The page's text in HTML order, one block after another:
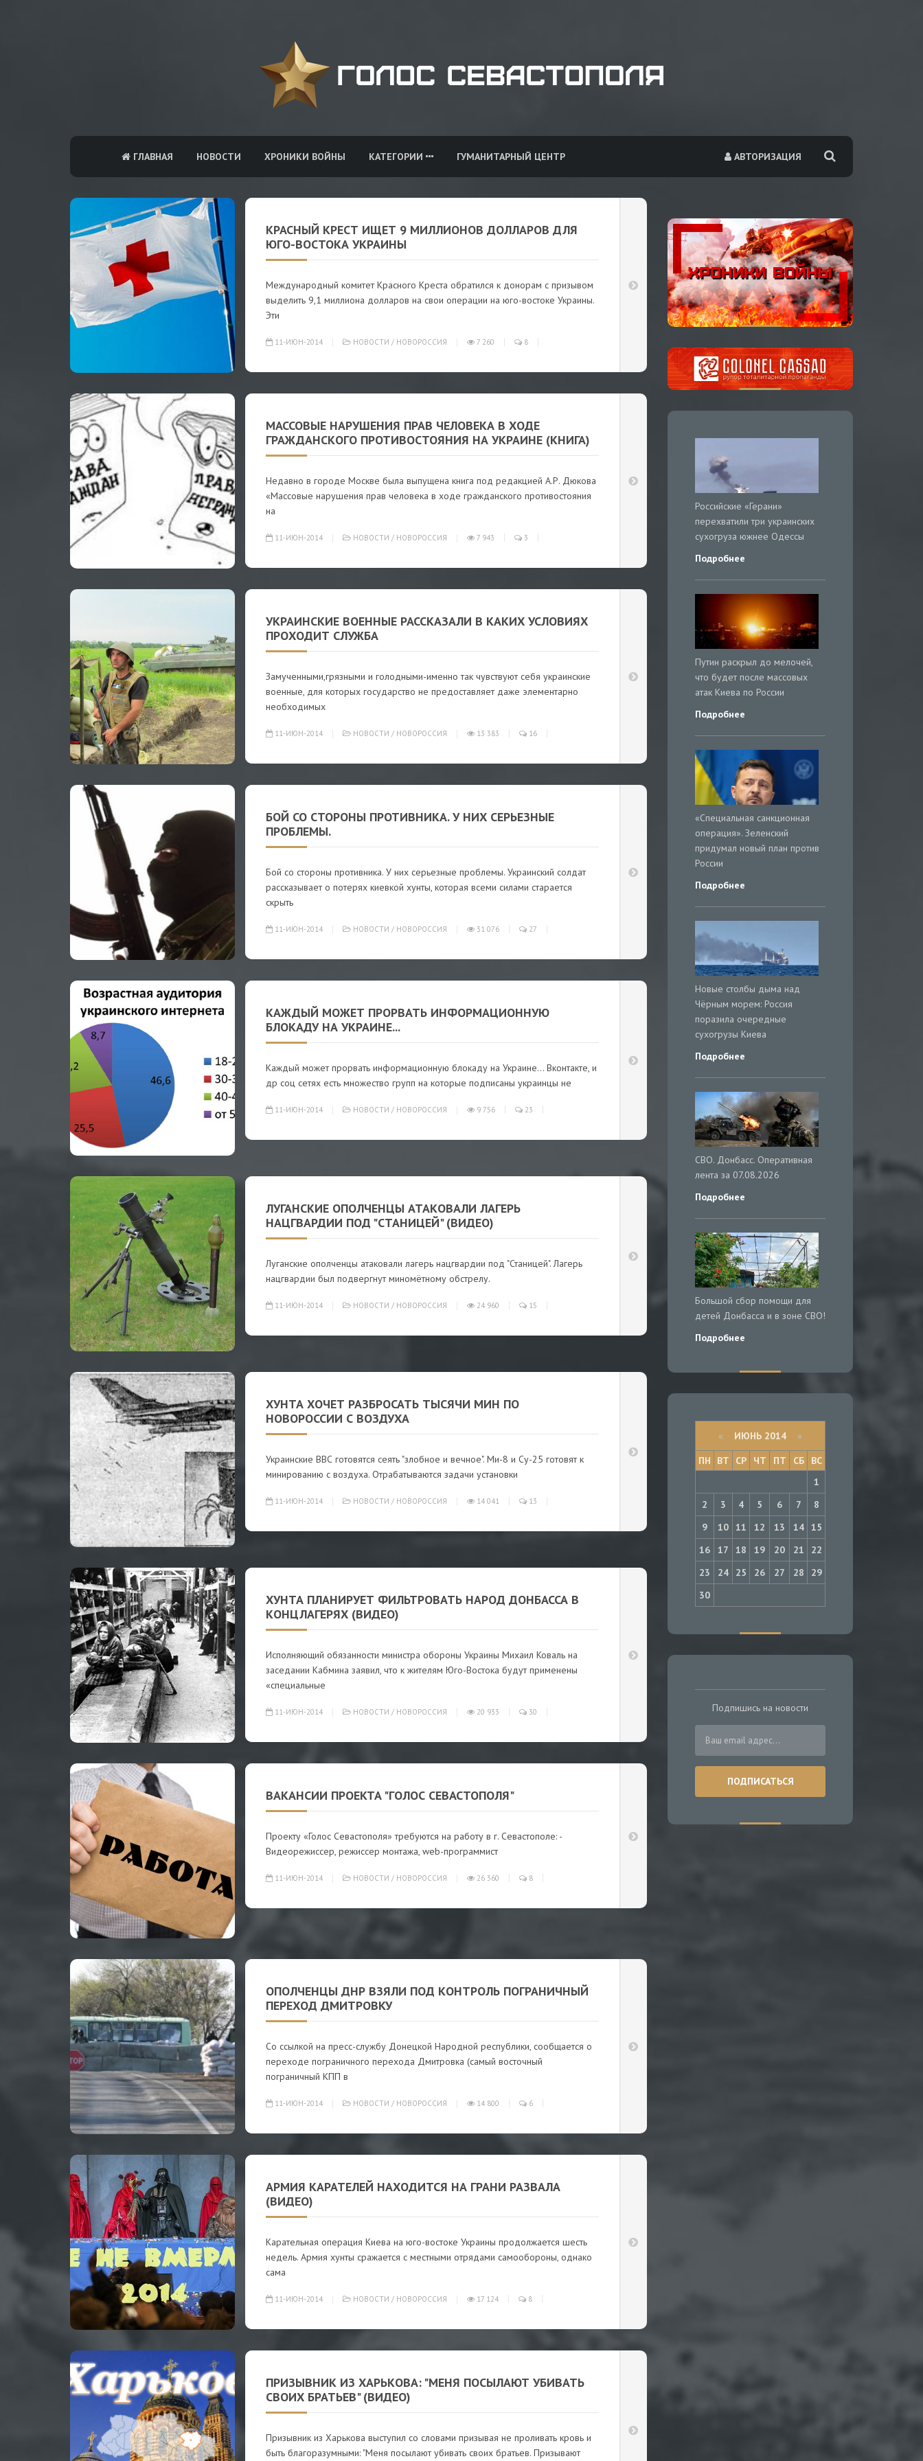
АВТОРИЗАЦИЯ
ГЛАВНАЯ НОВОСТИ ХРОНИКИ ВОЙНЫ КАТЕГОРИИ ГУМАНИТАРНЫЙ ЦЕНТР
КРАСНЫЙ КРЕСТ ИЩЕТ 9 МИЛЛИОНОВ ДОЛЛАРОВ ДЛЯ
ЮГО-ВОСТОКА УКРАИНЫ
Международный комитет Красного Креста обратился к донорам с призывом
выделить 9,1 миллиона долларов на свои операции на юго-востоке Украины.
Эти
11-ИЮН-2014 НОВОСТИ / НОВОРОССИЯ 7 260 8
МАССОВЫЕ НАРУШЕНИЯ ПРАВ ЧЕЛОВЕКА В ХОДЕ
ГРАЖДАНСКОГО ПРОТИВОСТОЯНИЯ НА УКРАИНЕ (КНИГА)
Недавно в городе Москве была выпущена книга под редакцией А.Р. Дюкова
«Массовые нарушения прав человека в ходе гражданского противостояния
на
11-ИЮН-2014 НОВОСТИ / НОВОРОССИЯ 7 943 3
УКРАИНСКИЕ ВОЕННЫЕ РАССКАЗАЛИ В КАКИХ УСЛОВИЯХ
ПРОХОДИТ СЛУЖБА
Замученными,грязными и голодными-именно так чувствуют себя украинские
военные, для которых государство не предоставляет даже элементарно
необходимых
11-ИЮН-2014 НОВОСТИ / НОВОРОССИЯ 13 383 16
БОЙ СО СТОРОНЫ ПРОТИВНИКА. У НИХ СЕРЬЕЗНЫЕ
ПРОБЛЕМЫ.
Бой со стороны противника. У них серьезные проблемы. Украинский солдат
рассказывает о потерях киевкой хунты, которая всеми силами старается
скрыть
11-ИЮН-2014 НОВОСТИ / НОВОРОССИЯ 31 076 27
КАЖДЫЙ МОЖЕТ ПРОРВАТЬ ИНФОРМАЦИОННУЮ
БЛОКАДУ НА УКРАИНЕ...
Каждый может прорвать информационную блокаду на Украине... Вконтакте, и
др соц сетях есть множество групп на которые подписаны украинцы не
11-ИЮН-2014 НОВОСТИ / НОВОРОССИЯ 9 756 23
ЛУГАНСКИЕ ОПОЛЧЕНЦЫ АТАКОВАЛИ ЛАГЕРЬ
НАЦГВАРДИИ ПОД "СТАНИЦЕЙ" (ВИДЕО)
Луганские ополченцы атаковали лагерь нацгвардии под "Станицей". Лагерь
нацгвардии был подвергнут миномётному обстрелу.
11-ИЮН-2014 НОВОСТИ / НОВОРОССИЯ 24 960 15
ХУНТА ХОЧЕТ РАЗБРОСАТЬ ТЫСЯЧИ МИН ПО
НОВОРОССИИ С ВОЗДУХА
Украинские ВВС готовятся сеять "злобное и вечное". Ми-8 и Су-25 готовят к
минированию с воздуха. Отрабатываются задачи установки
11-ИЮН-2014 НОВОСТИ / НОВОРОССИЯ 14 041 13
ХУНТА ПЛАНИРУЕТ ФИЛЬТРОВАТЬ НАРОД ДОНБАССА В
КОНЦЛАГЕРЯХ (ВИДЕО)
Исполняющий обязанности министра обороны Украины Михаил Коваль на
заседании Кабмина заявил, что к жителям Юго-Востока будут применены
«специальные
11-ИЮН-2014 НОВОСТИ / НОВОРОССИЯ 20 933 30
ВАКАНСИИ ПРОЕКТА "ГОЛОС СЕВАСТОПОЛЯ"
Проекту «Голос Севастополя» требуются на работу в г. Севастополе: -
Видеорежиссер, режиссер монтажа, web-программист
11-ИЮН-2014 НОВОСТИ / НОВОРОССИЯ 26 360 8
ОПОЛЧЕНЦЫ ДНР ВЗЯЛИ ПОД КОНТРОЛЬ ПОГРАНИЧНЫЙ
ПЕРЕХОД ДМИТРОВКУ
Со ссылкой на пресс-службу Донецкой Народной республики, сообщается о
переходе пограничного перехода Дмитровка (самый восточный
пограничный КПП в
11-ИЮН-2014 НОВОСТИ / НОВОРОССИЯ 14 800 6
АРМИЯ КАРАТЕЛЕЙ НАХОДИТСЯ НА ГРАНИ РАЗВАЛА
(ВИДЕО)
Карательная операция Киева на юго-востоке Украины продолжается шесть
недель. Армия хунты сражается с местными отрядами самообороны, однако
сама
11-ИЮН-2014 НОВОСТИ / НОВОРОССИЯ 17 124 8
ПРИЗЫВНИК ИЗ ХАРЬКОВА: "МЕНЯ ПОСЫЛАЮТ УБИВАТЬ
СВОИХ БРАТЬЕВ" (ВИДЕО)
Призывник из Харькова выступил со словами призывая не проливать кровь и
быть благоразумными: "Меня посылают убивать своих братьев. Призывают
Российские «Герани»
перехватили три украинских
сухогруза южнее Одессы
Подробнее
Путин раскрыл до мелочей,
что будет после массовых
атак Киева по России
Подробнее
«Специальная санкционная
операция». Зеленский
придумал новый план против
России
Подробнее
Новые столбы дыма над
Чёрным морем: Россия
поразила очередные
сухогрузы Киева
Подробнее
СВО. Донбасс. Оперативная
лента за 07.08.2026
Подробнее
Большой сбор помощи для
детей Донбасса и в зоне СВО!
Подробнее
« ИЮНЬ 2014 »
ПН
ВТ СР ЧТ ПТ СБ
ВС
1
2
3 4 5 6 7
8
9
10 11 12 13 14 15
16
17 18 19 20 21
22
23
24 25 26 27 28
29
30
Подпишись на новости